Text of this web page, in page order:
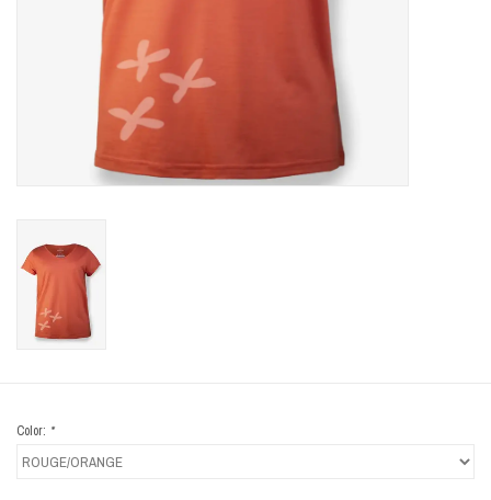
Color: *